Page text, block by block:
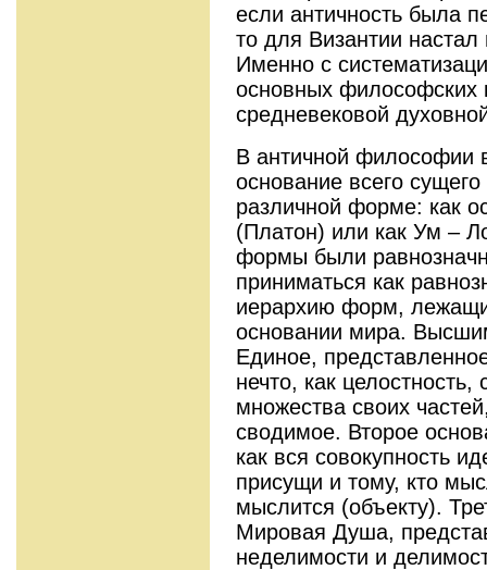
если античность была
то для Византии
Именно с
основных философских
средневековой
В античной философии
основание всего
различной форме: как
(Платон) или как Ум –
формы были
приниматься как
иерархию форм,
основании мира.
Единое,
нечто, как целостность,
множества своих
сводимое. Второе
как вся совокупность
присущи и тому, кто
мыслится (объекту).
Мировая Душа,
неделимости и